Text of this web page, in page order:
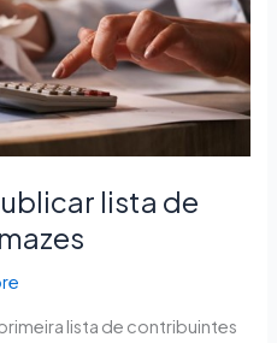
lista de
lista de contribuintes